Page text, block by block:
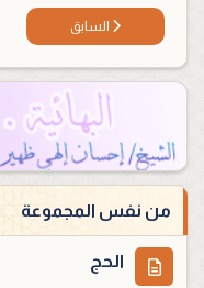
المقال السابق: الزكاة
السابق
من نفس المجموعة
الحج